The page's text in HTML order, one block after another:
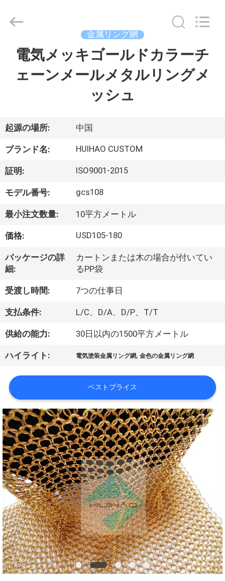
製
品
私
た
に
つ
い
て
工
場
見
学
品
質
管
理
お
問
い
Product
Limited.
Reserved.
金属リング網
電気メッキゴールドカラーチ
ェーンメールメタルリングメ
ッシュ
起源の場所: 中国
ブランド名: HUIHAO CUSTOM
証明: ISO9001-2015
モデル番号: gcs108
最小注文数量: 10平方メートル
価格: USD105-180
パッケージの詳
細:
カートンまたは木の場合が付いてい
るPP袋
受渡し時間: 7つの仕事日
支払条件: L/C、D/A、D/P、T/T
供給の能力: 30日以内の1500平方メートル
ハイライト: 電気塗装金属リング網,金色の金属リング網
ベストプライス